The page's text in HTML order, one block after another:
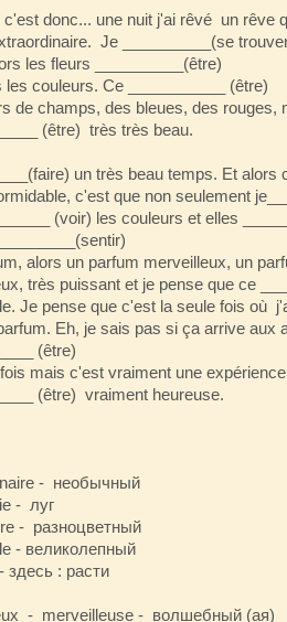
donc... une nuit j'ai rêvé un rêve
Je __________(se
les fleurs __________(être)
les couleurs. Ce ___________ (être)
de champs, des bleues, des rouges,
(être) très très beau.
un très beau temps. Et alors
c'est que non seulement
(voir) les couleurs et elles
alors un parfum merveilleux, un
très puissant et je pense que ce
Je pense que c'est la seule fois où
Eh, je sais pas si ça arrive aux
(être)
mais c'est vraiment une
(être) vraiment heureuse.
- необычный
- луг
- разноцветный
- великолепный
здесь : расти
- merveilleuse - волшебный (ая)